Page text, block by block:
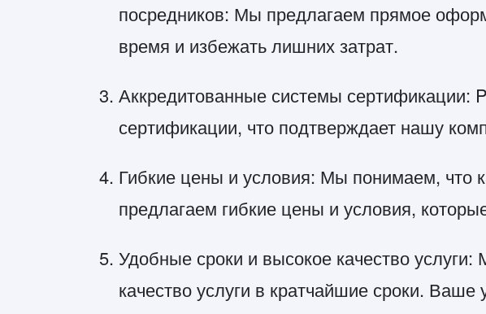
посредников: Мы предлагаем прямое
время и избежать лишних затрат.
Аккредитованные системы сертификации:
сертификации, что подтверждает нашу
Гибкие цены и условия: Мы понимаем, что
предлагаем гибкие цены и условия,
Удобные сроки и высокое качество
качество услуги в кратчайшие сроки.